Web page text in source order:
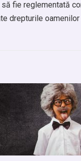
fie reglementată
drepturile oamenilor